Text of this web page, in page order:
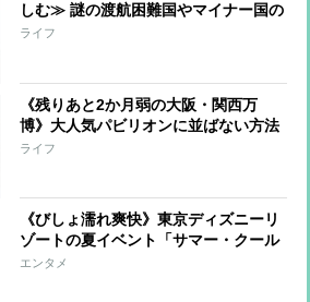
しむ≫ 謎の渡航困難国やマイナー国の
文化や産業に触れられ「キーホルダ
ライフ
《残りあと2か月弱の大阪・関西万
博》大人気パビリオンに並ばない方法
と残暑の中で快適に楽しむ4つのコ
ライフ
《びしょ濡れ爽快》東京ディズニーリ
ゾートの夏イベント「サマー・クール
オフ」を時任勇気がナビゲート！
エンタメ